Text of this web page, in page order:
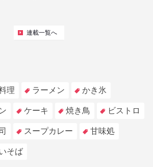
連載一覧へ
理 ラーメン かき氷
ケーキ 焼き鳥 ビストロ
スープカレー 甘味処
そば